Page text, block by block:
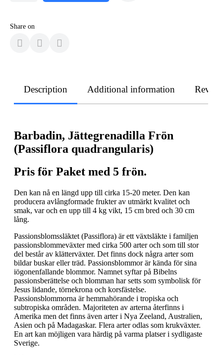
Share on
Description Additional information
Barbadin, Jättegrenadilla Frön
(Passiflora quadrangularis)
Pris för Paket med 5 frön.
Den kan nå en längd upp till cirka 15-20 meter. Den kan
producera avlångformade frukter av utmärkt kvalitet och
smak, var och en upp till 4 kg vikt, 15 cm bred och 30 cm
lång.
Passionsblomssläktet (Passiflora) är ett växtsläkte i familjen
passionsblommeväxter med cirka 500 arter och som till stor
del består av klätterväxter. Det finns dock några arter som
bildar buskar eller träd. Passionsblommor är kända för sina
iögonenfallande blommor. Namnet syftar på Bibelns
passionsberättelse och blomman har setts som symbolisk för
Jesus lidande, törnekrona och korsfästelse.
Passionsblommorna är hemmahörande i tropiska och
subtropiska områden. Majoriteten av arterna återfinns i
Amerika men det finns även arter i Nya Zeeland, Australien,
Asien och på Madagaskar. Flera arter odlas som krukväxter.
En art kan möjligen vara härdig på varma platser i sydligaste
Sverige.